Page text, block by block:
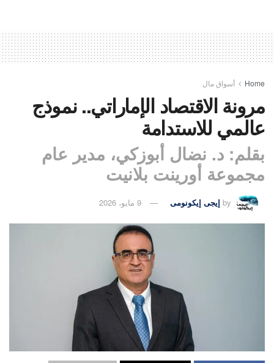
Home أسواق مال
مرونة الاقتصاد الإماراتي.. نموذج
عالمي للاستدامة
بقلم: د. نضال أبوزكي، مدير عام
مجموعة أورينت بلانيت
by إيجى إيكونومى 9 مايو، 2026